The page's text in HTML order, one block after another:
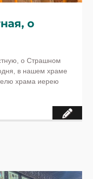
о
о Страшном
в нашем храме
храма иерею